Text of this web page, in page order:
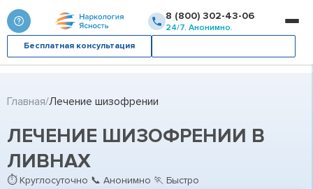
8 (800) 302-43-06
24/7. Анонимно.
Бесплатная консультация
Главная Лечение шизофрении
ЛЕЧЕНИЕ ШИЗОФРЕНИИ В
ЛИВНАХ
⏱ Круглосуточно 📞 Анонимно 🏃 Быстро